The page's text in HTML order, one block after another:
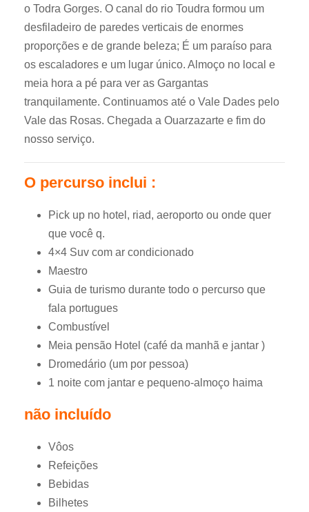
o Todra Gorges. O canal do rio Toudra formou um
desfiladeiro de paredes verticais de enormes
proporções e de grande beleza; É um paraíso para
os escaladores e um lugar único. Almoço no local e
meia hora a pé para ver as Gargantas
tranquilamente. Continuamos até o Vale Dades pelo
Vale das Rosas. Chegada a Ouarzazarte e fim do
nosso serviço.
O percurso inclui :
Pick up no hotel, riad, aeroporto ou onde quer
que você q.
4×4 Suv com ar condicionado
Maestro
Guia de turismo durante todo o percurso que
fala portugues
Combustível
Meia pensão Hotel (café da manhã e jantar )
Dromedário (um por pessoa)
1 noite com jantar e pequeno-almoço haima
não incluído
Vôos
Refeições
Bebidas
Bilhetes